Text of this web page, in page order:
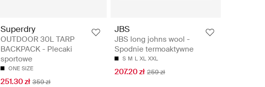
Superdry
OUTDOOR 30L TARP
BACKPACK - Plecaki
sportowe
ONE SIZE
251.30 zł 359 zł
JBS
JBS long johns wool -
Spodnie termoaktywne
S M L XL XXL
207.20 zł 259 zł